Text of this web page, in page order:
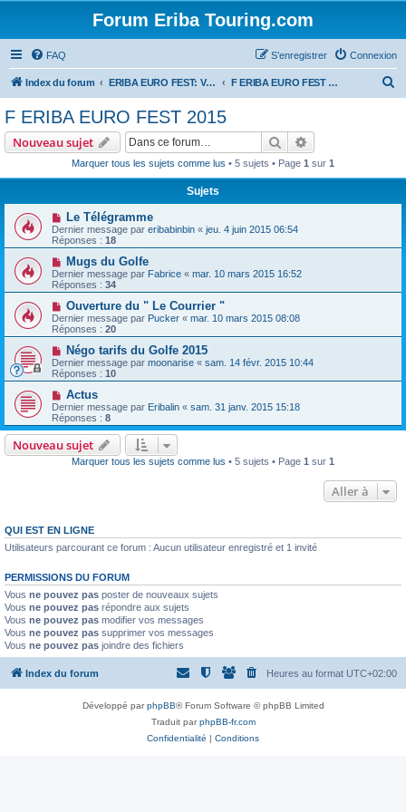
Forum Eriba Touring.com
FAQ Connexion
S’enregistrer
Index du forum ERIBA EURO FEST: VILLAGE GOLFE DU MORBIHAN 2015 F ERIBA EURO FEST 2015
F ERIBA EURO FEST 2015
Nouveau sujet Rechercher
Marquer tous les sujets comme lus • 5 sujets • Page 1 sur 1
Sujets
Le Télégramme
Dernier message par eribabinbin « jeu. 4 juin 2015 06:54
Réponses : 18
Mugs du Golfe
Dernier message par Fabrice « mar. 10 mars 2015 16:52
Réponses : 34
Ouverture du " Le Courrier "
Dernier message par Pucker « mar. 10 mars 2015 08:08
Réponses : 20
Négo tarifs du Golfe 2015
Dernier message par moonarise « sam. 14 févr. 2015 10:44
Réponses : 10
Actus
Dernier message par Eribalin « sam. 31 janv. 2015 15:18
Réponses : 8
Nouveau sujet
Marquer tous les sujets comme lus • 5 sujets • Page 1 sur 1
Aller à
QUI EST EN LIGNE
Utilisateurs parcourant ce forum : Aucun utilisateur enregistré et 1 invité
PERMISSIONS DU FORUM
Vous ne pouvez pas poster de nouveaux sujets
Vous ne pouvez pas répondre aux sujets
Vous ne pouvez pas modifier vos messages
Vous ne pouvez pas supprimer vos messages
Vous ne pouvez pas joindre des fichiers
Index du forum Heures au format UTC+02:00
Développé parphpBB® Forum Software © phpBB Limited
Traduit parphpBB-fr.com
Confidentialité | Conditions